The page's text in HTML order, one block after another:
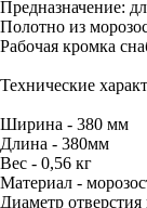
Предназначение:
Полотно из
Рабочая кромка
Технические
Ширина - 380 мм
Длина - 380мм
Вес - 0,56 кг
Материал -
Диаметр